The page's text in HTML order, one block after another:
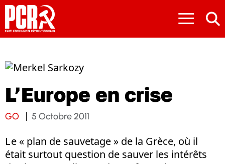
≡
L’Europe en crise
GO 5 Octobre 2011
L e « plan de sauvetage » de la Grèce, où il
était surtout question de sauver les intérêts